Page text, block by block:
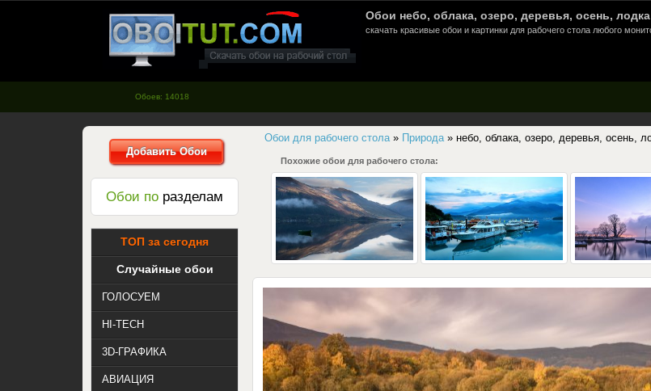
oboitut.com - Обои для рабочего
стола
Обои небо, облака, озеро, деревья, осень,
скачать красивые обои и картинки для рабочего стола любого
Обоев: 14018
Обои для рабочего стола» Природа» небо, облака, озеро, деревья, осень,
Похожие обои для рабочего стола:
Добавить Обои
Обои по разделам
ТОП за сегодня
Случайные обои
ГОЛОСУЕМ
HI-TECH
3D-ГРАФИКА
АВИАЦИЯ